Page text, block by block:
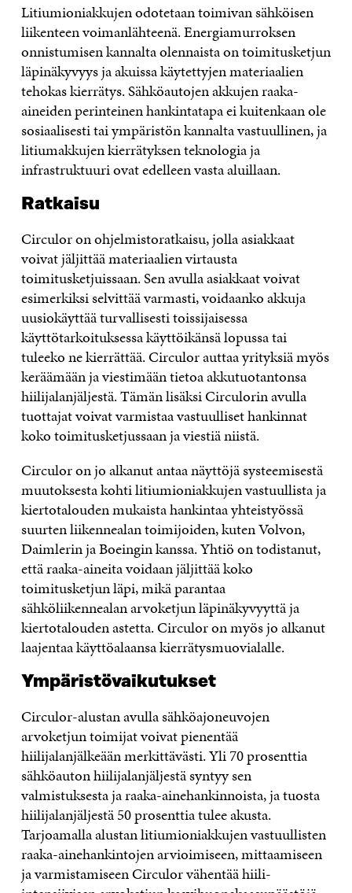
Litiumioniakkujen odotetaan toimivan sähköisen
liikenteen voimanlähteenä. Energiamurroksen
onnistumisen kannalta olennaista on toimitusketjun
läpinäkyvyys ja akuissa käytettyjen materiaalien
tehokas kierrätys. Sähköautojen akkujen raaka-
aineiden perinteinen hankintatapa ei kuitenkaan ole
sosiaalisesti tai ympäristön kannalta vastuullinen, ja
litiumakkujen kierrätyksen teknologia ja
infrastruktuuri ovat edelleen vasta aluillaan.
Ratkaisu
Circulor on ohjelmistoratkaisu, jolla asiakkaat
voivat jäljittää materiaalien virtausta
toimitusketjuissaan. Sen avulla asiakkaat voivat
esimerkiksi selvittää varmasti, voidaanko akkuja
uusiokäyttää turvallisesti toissijaisessa
käyttötarkoituksessa käyttöikänsä lopussa tai
tuleeko ne kierrättää. Circulor auttaa yrityksiä myös
keräämään ja viestimään tietoa akkutuotantonsa
hiilijalanjäljestä. Tämän lisäksi Circulorin avulla
tuottajat voivat varmistaa vastuulliset hankinnat
koko toimitusketjussaan ja viestiä niistä.
Circulor on jo alkanut antaa näyttöjä systeemisestä
muutoksesta kohti litiumioniakkujen vastuullista ja
kiertotalouden mukaista hankintaa yhteistyössä
suurten liikennealan toimijoiden, kuten Volvon,
Daimlerin ja Boeingin kanssa. Yhtiö on todistanut,
että raaka-aineita voidaan jäljittää koko
toimitusketjun läpi, mikä parantaa
sähköliikennealan arvoketjun läpinäkyvyyttä ja
kiertotalouden astetta. Circulor on myös jo alkanut
laajentaa käyttöalaansa kierrätysmuovialalle.
Ympäristövaikutukset
Circulor-alustan avulla sähköajoneuvojen
arvoketjun toimijat voivat pienentää
hiilijalanjälkeään merkittävästi. Yli 70 prosenttia
sähköauton hiilijalanjäljestä syntyy sen
valmistuksesta ja raaka-ainehankinnoista, ja tuosta
hiilijalanjäljestä 50 prosenttia tulee akusta.
Tarjoamalla alustan litiumioniakkujen vastuullisten
raaka-ainehankintojen arvioimiseen, mittaamiseen
ja varmistamiseen Circulor vähentää hiili-